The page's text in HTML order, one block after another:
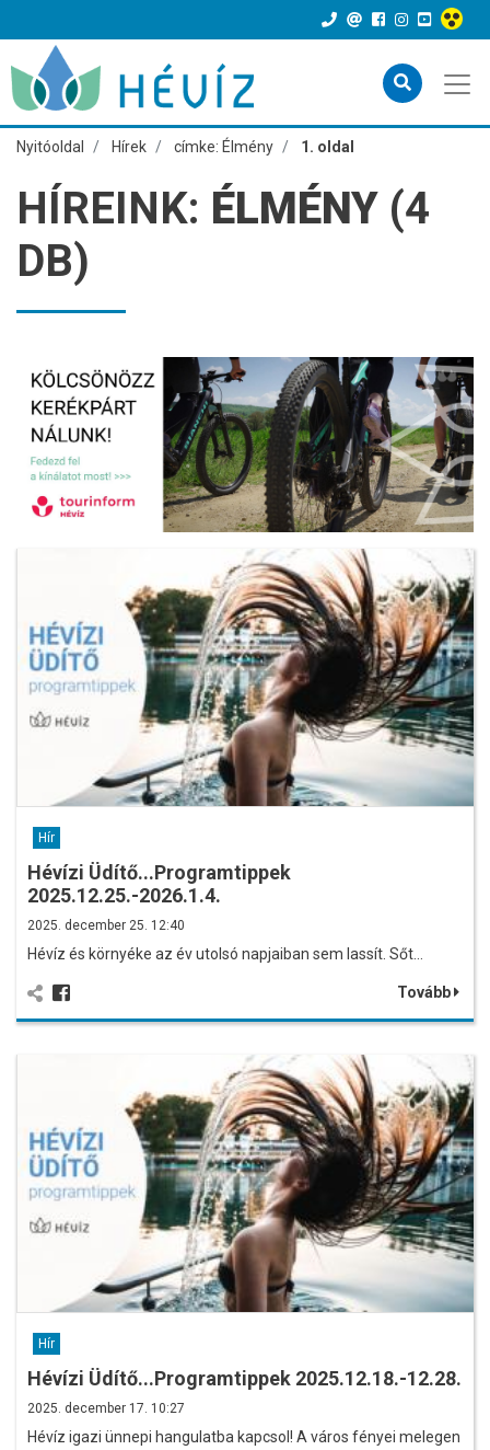
Nyitóoldal Hírek címke: Élmény 1. oldal
HÍREINK: ÉLMÉNY (4
DB)
Hír
Hévízi Üdítő...Programtippek
2025.12.25.-2026.1.4.
2025. december 25. 12:40
Hévíz és környéke az év utolsó napjaiban sem lassít. Sőt…
Tovább
Hír
Hévízi Üdítő...Programtippek 2025.12.18.-12.28.
2025. december 17. 10:27
Hévíz igazi ünnepi hangulatba kapcsol! A város fényei melegen